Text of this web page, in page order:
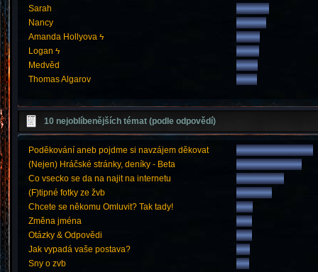
Sarah
Nancy
Amanda Hollyova ϟ
Logan ϟ
Medvěd
Thomas Algarov
10 nejoblíbenějších témat (podle odpovědí)
Poděkování aneb pojdme si navzájem děkovat
(Nejen) Hráčské stránky, deníky - Beta
Co vsecko se da na najit na internetu
(F)tipné fotky ze žvb
Chcete se někomu Omluvit? Tak tady!
Změna jména
Otázky & Odpovědi
Jak vypadá vaše postava?
Sny o zvb